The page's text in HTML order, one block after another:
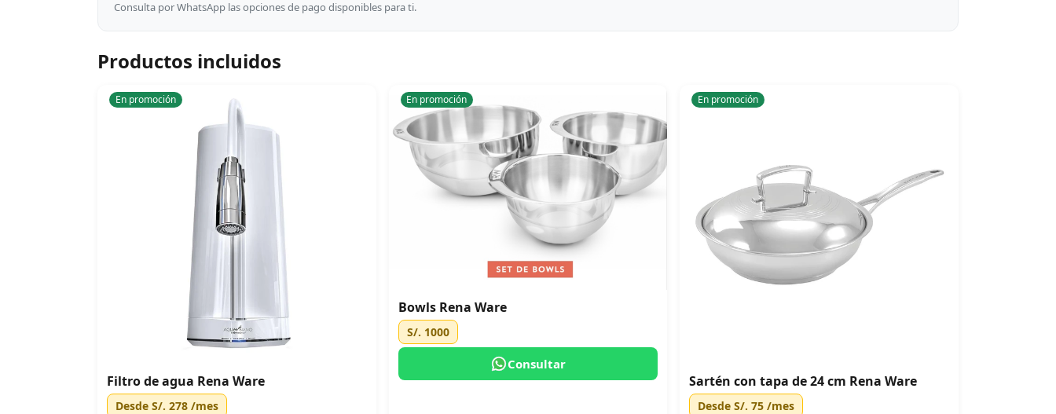
Consulta por WhatsApp las opciones de pago disponibles para ti.
Productos incluidos
En promoción
Filtro de agua Rena Ware
Desde S/. 278 /mes
En promoción
Bowls Rena Ware
S/. 1000
Consultar
En promoción
Sartén con tapa de 24 cm Rena Ware
DesdeS/. 75 /mes